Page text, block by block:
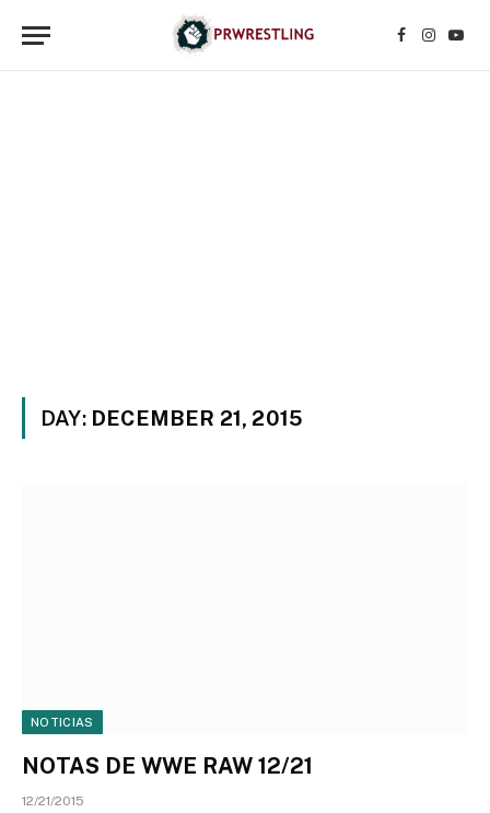
Facebook
DAY: DECEMBER 21, 2015
NOTICIAS
NOTAS DE WWE RAW 12/21
12/21/2015